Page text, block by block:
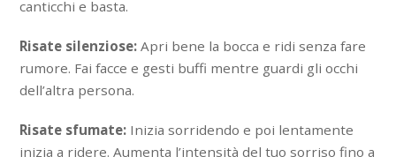
canticchi e basta.
Risate silenziose: Apri bene la bocca e ridi senza fare
rumore. Fai facce e gesti buffi mentre guardi gli occhi
dell’altra persona.
Risate sfumate: Inizia sorridendo e poi lentamente
inizia a ridere. Aumenta l’intensità del tuo sorriso fino a